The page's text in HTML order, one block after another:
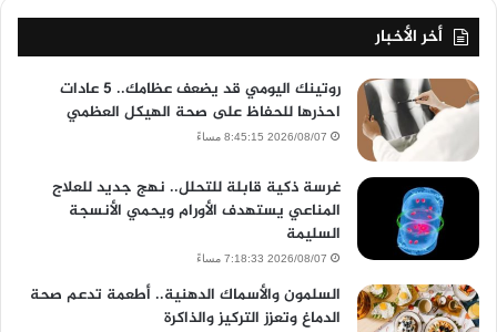
أخر الأخبار
روتينك اليومي قد يضعف عظامك.. 5 عادات
احذرها للحفاظ على صحة الهيكل العظمي
2026/08/07 8:45:15 مساءً
غرسة ذكية قابلة للتحلل.. نهج جديد للعلاج
المناعي يستهدف الأورام ويحمي الأنسجة
السليمة
2026/08/07 7:18:33 مساءً
السلمون والأسماك الدهنية.. أطعمة تدعم صحة
الدماغ وتعزز التركيز والذاكرة